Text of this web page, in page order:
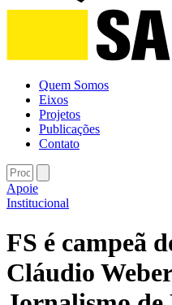
Quem Somos
Eixos
Projetos
Publicações
Contato
Apoie
Institucional
FS é campeã
Cláudio